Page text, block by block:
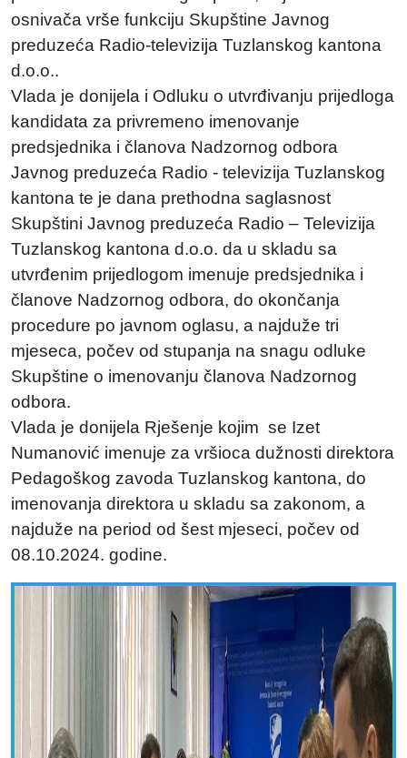
osnivača vrše funkciju Skupštine Javnog
preduzeća Radio-televizija Tuzlanskog kantona
d.o.o..
Vlada je donijela i Odluku o utvrđivanju prijedloga
kandidata za privremeno imenovanje
predsjednika i članova Nadzornog odbora
Javnog preduzeća Radio - televizija Tuzlanskog
kantona te je dana prethodna saglasnost
Skupštini Javnog preduzeća Radio – Televizija
Tuzlanskog kantona d.o.o. da u skladu sa
utvrđenim prijedlogom imenuje predsjednika i
članove Nadzornog odbora, do okončanja
procedure po javnom oglasu, a najduže tri
mjeseca, počev od stupanja na snagu odluke
Skupštine o imenovanju članova Nadzornog
odbora.
Vlada je donijela Rješenje kojim se Izet
Numanović imenuje za vršioca dužnosti direktora
Pedagoškog zavoda Tuzlanskog kantona, do
imenovanja direktora u skladu sa zakonom, a
najduže na period od šest mjeseci, počev od
08.10.2024. godine.